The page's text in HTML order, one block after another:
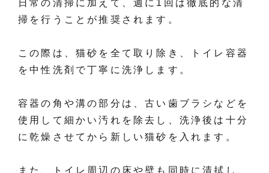
日常の清掃に加えて、週に1回は徹底的な清
掃を行うことが推奨されます。
この際は、猫砂を全て取り除き、トイレ容器
を中性洗剤で丁寧に洗浄します。
容器の角や溝の部分は、古い歯ブラシなどを
使用して細かい汚れを除去し、洗浄後は十分
に乾燥させてから新しい猫砂を入れます。
また、トイレ周辺の床や壁も同時に清拭し、